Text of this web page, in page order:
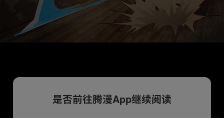
是否前往腾漫App继续阅读